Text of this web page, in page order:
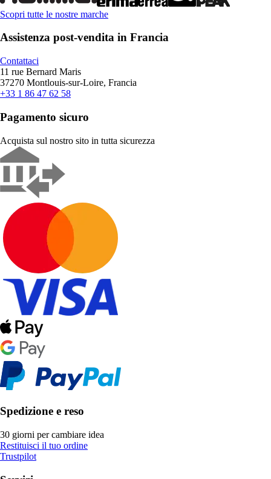
Scopri tutte le nostre marche
Assistenza post-vendita in Francia
Contattaci
11 rue Bernard Maris
37270 Montlouis-sur-Loire, Francia
+33 1 86 47 62 58
Pagamento sicuro
Acquista sul nostro sito in tutta sicurezza
Spedizione e reso
30 giorni per cambiare idea
Restituisci il tuo ordine
Trustpilot